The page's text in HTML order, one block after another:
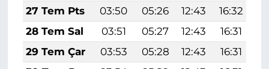
27 Tem Pts
03:50 05:26 12:43 16:32
28 Tem Sal
03:51 05:27 12:43 16:31
29 Tem Çar
03:53 05:28 12:43 16:31